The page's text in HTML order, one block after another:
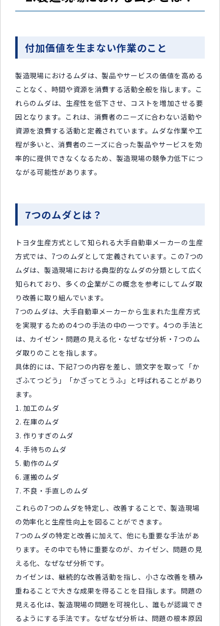
付加価値を生まない作業のこと
製造現場におけるムダは、製品やサービスの価値を高める
ことなく、時間や資源を消費する活動全般を指します。こ
れらのムダは、生産性を低下させ、コストを増加させる要
因となります。これは、消費者のニーズに合わない活動や
資源を浪費する活動と定義されています。ムダな作業や工
程が多いと、消費者のニーズに合った製品やサービスを効
率的に提供できなくなるため、製造現場の競争力低下につ
ながる可能性があります。
7つのムダとは？
トヨタ生産方式として知られる大手自動車メーカーの生産
方式では、7つのムダとして定義されています。この7つの
ムダは、製造現場における典型的なムダの分類として広く
知られており、多くの企業がこの概念を参考にしてムダ取
り改善に取り組んでいます。
7つのムダは、大手自動車メーカーから生まれた生産方式
を実現するための4つの手法の中の一つです。4つの手法と
は、カイゼン・問題の見える化・なぜなぜ分析・7つのム
ダ取りのことを指します。
具体的には、下記7つの内容を差し、頭文字を取って「か
ざふてつどう」「かざってとうふ」と呼ばれることがあり
ます。
1. 加工のムダ
2. 在庫のムダ
3. 作りすぎのムダ
4. 手待ちのムダ
5. 動作のムダ
6. 運搬のムダ
7. 不良・手直しのムダ
これらの7つのムダを特定し、改善することで、製造現場
の効率化と生産性向上を図ることができます。
7つのムダの特定と改善に加えて、他にも重要な手法があ
ります。その中でも特に重要なのが、カイゼン、問題の見
える化、なぜなぜ分析です。
カイゼンは、継続的な改善活動を指し、小さな改善を積み
重ねることで大きな成果を得ることを目指します。問題の
見える化は、製造現場の問題を可視化し、誰もが認識でき
るようにする手法です。なぜなぜ分析は、問題の根本原因